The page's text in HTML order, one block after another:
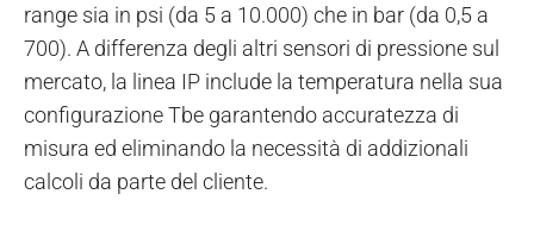
range sia in psi (da 5 a 10.000) che in bar (da 0,5 a
700). A differenza degli altri sensori di pressione sul
mercato, la linea IP include la temperatura nella sua
configurazione Tbe garantendo accuratezza di
misura ed eliminando la necessità di addizionali
calcoli da parte del cliente.